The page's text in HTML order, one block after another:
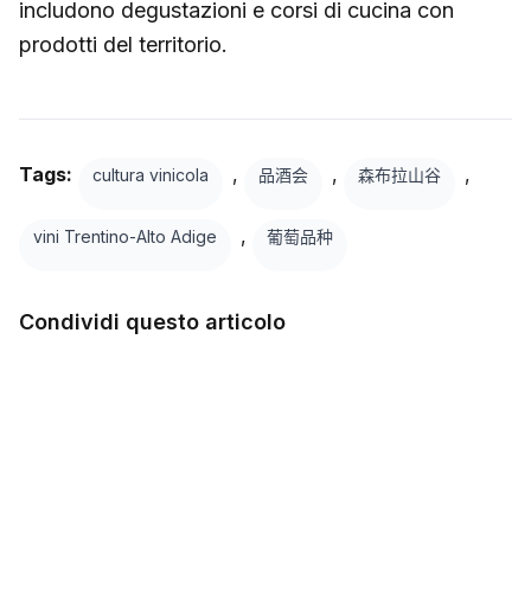
includono degustazioni e corsi di cucina con
prodotti del territorio.
Tags: cultura vinicola , 品酒会 , 森布拉山谷 ,
vini Trentino-Alto Adige , 葡萄品种
Condividi questo articolo